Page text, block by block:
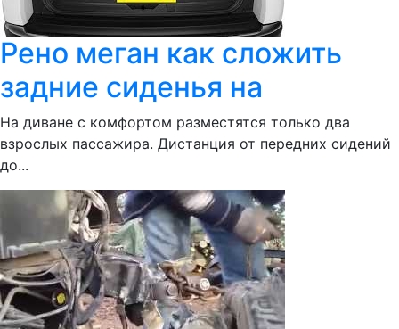
Рено меган как сложить
задние сиденья на
На диване с комфортом разместятся только два
взрослых пассажира. Дистанция от передних сидений
до...